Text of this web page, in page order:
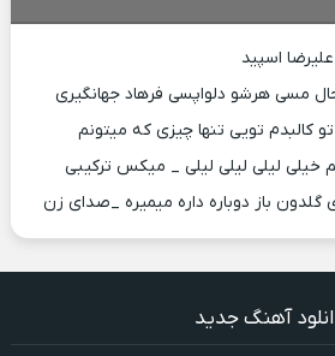
مسی هرشو دلواپسی فرهاد جهانگیری
کالبدم تویی تنها چیزی که میتونم
خیلی لیلی لیلی لیلی _ میکس ترکیبی
باز دوباره داره میمیره _صدای زن
آهنگ جدید